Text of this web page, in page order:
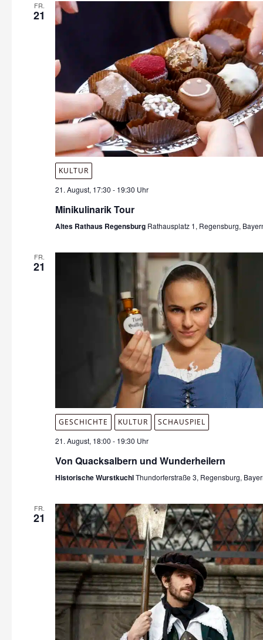
FR.
21
KULTUR
21. August, 17:30 - 19:30 Uhr
Minikulinarik Tour
Altes Rathaus Regensburg Rathausplatz 1, Regensburg,
FR.
21
GESCHICHTE KULTUR
SCHAUSPIEL
21. August, 18:00 - 19:30 Uhr
Von Quacksalbern und Wunderheilern
Historische WurstkuchlThundorferstraße 3, Regensburg,
FR.
21